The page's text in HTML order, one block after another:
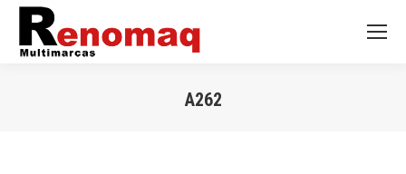
A262